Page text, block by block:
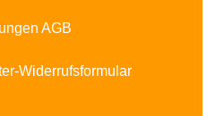
AGB
Widerrufsformular